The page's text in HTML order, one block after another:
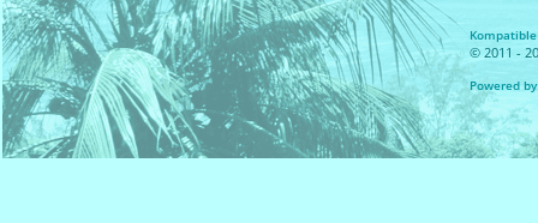
© 2011 -
Powered by